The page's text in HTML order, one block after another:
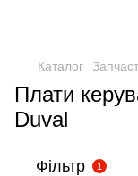
Каталог
Плати
Duval
Фільтр 1